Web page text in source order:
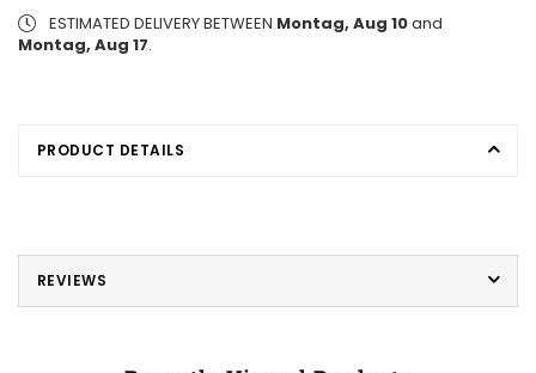
ESTIMATED DELIVERY BETWEEN Montag, Aug 10and
Montag, Aug 17.
PRODUCT DETAILS
REVIEWS